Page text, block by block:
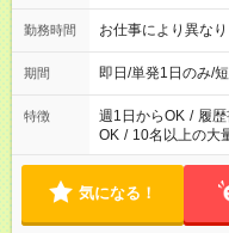
勤務時間 お仕事により異な
期間 即日/単発1日のみ/
特徴 週1日からOK / 履
OK / 10名以上の大
気になる！